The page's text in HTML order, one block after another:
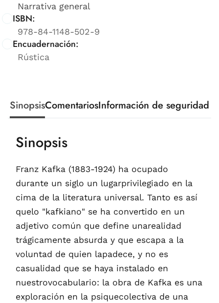
Narrativa general
ISBN:
978-84-1148-502-9
Encuadernación:
Rústica
SinopsisComentariosInformación de seguridad
Sinopsis
Franz Kafka (1883-1924) ha ocupado
durante un siglo un lugarprivilegiado en la
cima de la literatura universal. Tanto es así
quelo "kafkiano" se ha convertido en un
adjetivo común que define unarealidad
trágicamente absurda y que escapa a la
voluntad de quien lapadece, y no es
casualidad que se haya instalado en
nuestrovocabulario: la obra de Kafka es una
exploración en la psiquecolectiva de una